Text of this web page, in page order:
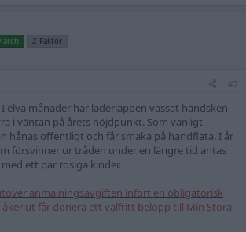
2-Faktor
#2
elva månader har läderlappen vässat handsken
i väntan på årets höjdpunkt. Som vanligt
hånas offentligt och får smaka på handflata. I år
försvinner ur tråden under en längre tid antas
ett par rosiga kinder.
anmälningsavgiften infört en obligatorisk
ut får donera ett valfritt belopp till Min Stora